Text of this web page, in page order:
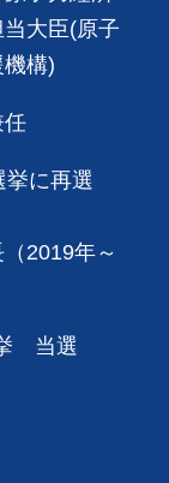
大臣(原子
構)
任
に再選
2019年～
当選